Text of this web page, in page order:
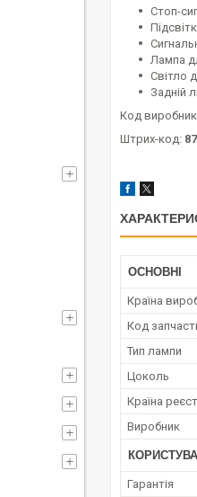
Стоп-
Лампа
Світло
Задній
Код
Штрих-код:
ОСНОВНІ
Країна
Код
Тип лампи
Цоколь
Країна
Виробник
Гарантія